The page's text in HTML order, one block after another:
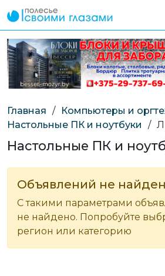
Главная / Компьютеры и
Настольные ПК и ноутбуки
/
Настольные ПК и
Объявлений не
С такими параметрами
не найдено. Попробуйте
регион или категорию